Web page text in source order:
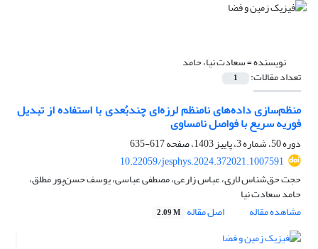
نویسنده =سعادت نیا، حامد
تعداد مقالات: 1
منظم‌سازی داده‌های نامنظم لرزه‌ای چند‌بُعدی با استفاده از تبدیل
فوریه سریع با فواصل نامساوی
دوره 50، شماره 3، پاییز 1403، صفحه
617-635
10.22059/jesphys.2024.372021.1007591
حجت حق‌شناس لاری، عباس زارعی، مصطفی عباسی، یوسف حسن‌پور مطلق،
حامد سعادت نیا
مشاهده مقاله
اصل مقاله 2.09 M